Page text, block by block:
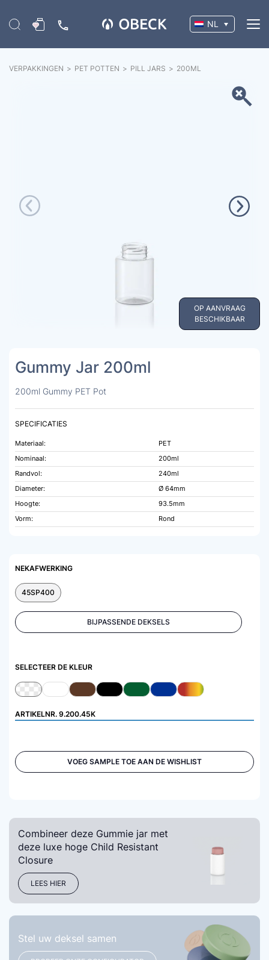
NL
VERPAKKINGEN > PET POTTEN > PILL JARS > 200ML
OP AANVRAAG
BESCHIKBAAR
Gummy Jar 200ml
200ml Gummy PET Pot
SPECIFICATIES
Materiaal:
PET
Nominaal:
200ml
Randvol:
240ml
Diameter:
Ø 64mm
Hoogte:
93.5mm
Vorm:
Rond
NEKAFWERKING
45SP400
BIJPASSENDE DEKSELS
SELECTEER DE KLEUR
ARTIKELNR. 9.200.45K
VOEG SAMPLE TOE AAN DE WISHLIST
Combineer deze Gummie jar met
deze luxe hoge Child Resistant
Closure
LEES HIER
Stel uw deksel samen